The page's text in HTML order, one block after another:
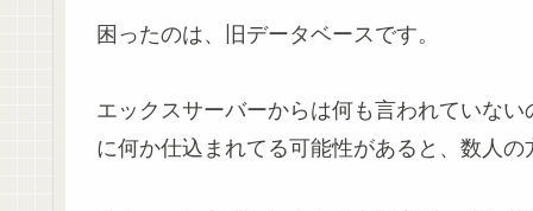
困ったのは、旧データベースです。
エックスサーバーからは何も言われていな
に何か仕込まれてる可能性があると、数人